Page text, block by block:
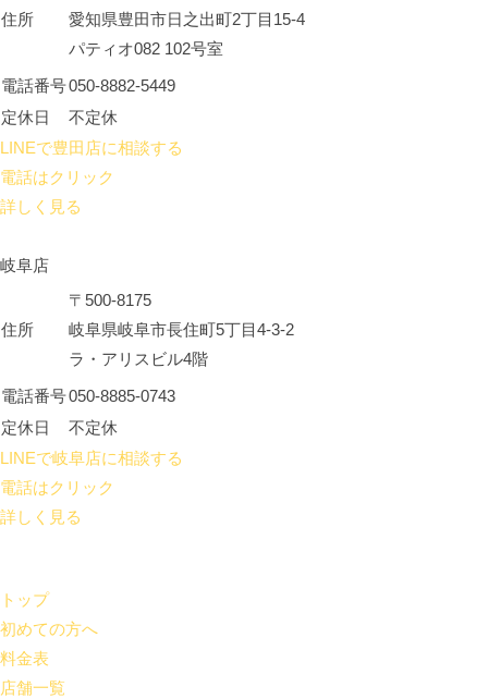
住所
愛知県豊田市日之出町2丁目15-4
パティオ082 102号室
電話番号050-8882-5449
定休日
不定休
LINEで豊田店に相談する
電話はクリック
詳しく見る
岐阜店
住所
〒500-8175
岐阜県岐阜市長住町5丁目4-3-2
ラ・アリスビル4階
電話番号050-8885-0743
定休日
不定休
LINEで岐阜店に相談する
電話はクリック
詳しく見る
トップ
初めての方へ
料金表
店舗一覧